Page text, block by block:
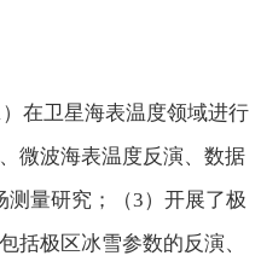
）在卫星海表温度领域进行
微波海表温度反演、数据
测量研究；（3）开展了极
括极区冰雪参数的反演、